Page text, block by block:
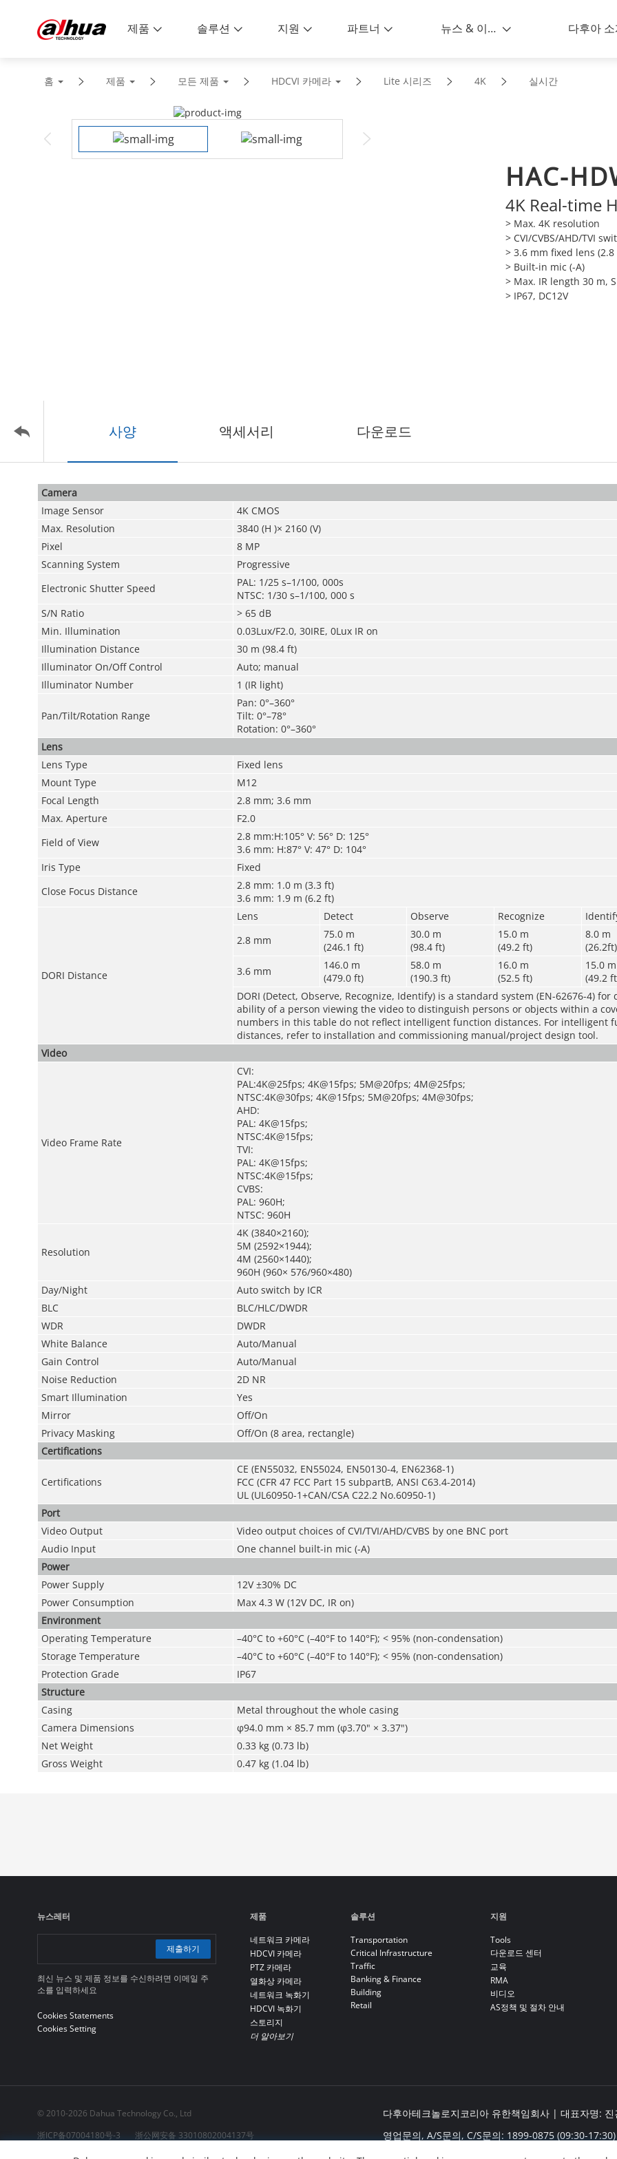
제품 솔루션 지원 파트너 뉴스 & 이벤트 다후아
홈 제품 모든 제품 HDCVI 카메라 Lite 시리즈 4K 실시간
HAC-
4K Real-time
> Max. 4K resolution
> CVI/CVBS/AHD/TVI
> 3.6 mm fixed lens
> Built-in mic (-A)
> Max. IR length 30 m,
> IP67, DC12V
사양 액세서리 다운로드
Camera
Image Sensor
4K CMOS
Max. Resolution
3840 (H )× 2160 (V)
Pixel
8 MP
Scanning System
Progressive
Electronic Shutter Speed
PAL: 1/25 s–1/100, 000s
NTSC: 1/30 s–1/100, 000 s
S/N Ratio
> 65 dB
Min. Illumination
0.03Lux/F2.0, 30IRE, 0Lux IR on
Illumination Distance
30 m (98.4 ft)
Illuminator On/Off Control
Auto; manual
Illuminator Number
1 (IR light)
Pan/Tilt/Rotation Range
Pan: 0°–360°
Tilt: 0°–78°
Rotation: 0°–360°
Lens
Lens Type
Fixed lens
Mount Type
M12
Focal Length
2.8 mm; 3.6 mm
Max. Aperture
F2.0
Field of View
2.8 mm:H:105° V: 56° D: 125°
3.6 mm: H:87° V: 47° D: 104°
Iris Type
Fixed
Close Focus Distance
2.8 mm: 1.0 m (3.3 ft)
3.6 mm: 1.9 m (6.2 ft)
DORI Distance
Lens Detect Observe Recognize
2.8 mm
75.0 m
(246.1 ft)
30.0 m
(98.4 ft)
15.0 m
(49.2 ft)
8.0 m
(26.2ft)
3.6 mm
146.0 m
(479.0 ft)
58.0 m
(190.3 ft)
16.0 m
(52.5 ft)
15.0 m
(49.2
DORI (Detect, Observe, Recognize, Identify) is a standard system (EN-62676-4)
ability of a person viewing the video to distinguish persons or objects within a
numbers in this table do not reflect intelligent function distances. For intelligent
distances, refer to installation and commissioning manual/project design tool.
Video
Video Frame Rate
CVI:
PAL:4K@25fps; 4K@15fps; 5M@20fps; 4M@25fps;
NTSC:4K@30fps; 4K@15fps; 5M@20fps; 4M@30fps;
AHD:
PAL: 4K@15fps;
NTSC:4K@15fps;
TVI:
PAL: 4K@15fps;
NTSC:4K@15fps;
CVBS:
PAL: 960H;
NTSC: 960H
Resolution
4K (3840×2160);
5M (2592×1944);
4M (2560×1440);
960H (960× 576/960×480)
Day/Night
Auto switch by ICR
BLC
BLC/HLC/DWDR
WDR
DWDR
White Balance
Auto/Manual
Gain Control
Auto/Manual
Noise Reduction
2D NR
Smart Illumination
Yes
Mirror
Off/On
Privacy Masking
Off/On (8 area, rectangle)
Certifications
Certifications
CE (EN55032, EN55024, EN50130-4, EN62368-1)
FCC (CFR 47 FCC Part 15 subpartB, ANSI C63.4-2014)
UL (UL60950-1+CAN/CSA C22.2 No.60950-1)
Port
Video Output
Video output choices of CVI/TVI/AHD/CVBS by one BNC port
Audio Input
One channel built-in mic (-A)
Power
Power Supply
12V ±30% DC
Power Consumption
Max 4.3 W (12V DC, IR on)
Environment
Operating Temperature
–40°C to +60°C (–40°F to 140°F); < 95% (non-condensation)
Storage Temperature
–40°C to +60°C (–40°F to 140°F); < 95% (non-condensation)
Protection Grade
IP67
Structure
Casing
Metal throughout the whole casing
Camera Dimensions
φ94.0 mm × 85.7 mm (φ3.70" × 3.37")
Net Weight
0.33 kg (0.73 lb)
Gross Weight
0.47 kg (1.04 lb)
뉴스레터
제출하기
최신 뉴스 및 제품 정보를 수신하려면 이메일 주
소를 입력하세요
Cookies Statements
Cookies Setting
제품
네트워크 카메라
HDCVI 카메라
PTZ 카메라
열화상 카메라
네트워크 녹화기
HDCVI 녹화기
스토리지
더 알아보기
솔루션
Transportation
Critical Infrastructure
Traffic
Banking & Finance
Building
Retail
지원
Tools
다운로드 센터
교육
RMA
비디오
AS정책 및 절차 안내
다후아테크놀로지코리아 유한책임회사 | 대표자명:
영업문의, A/S문의, C/S문의: 1899-0875 (09:30-17:30)
© 2010-2026 Dahua Technology Co., Ltd
浙ICP备07004180号-3
浙公网安备 33010802004137号